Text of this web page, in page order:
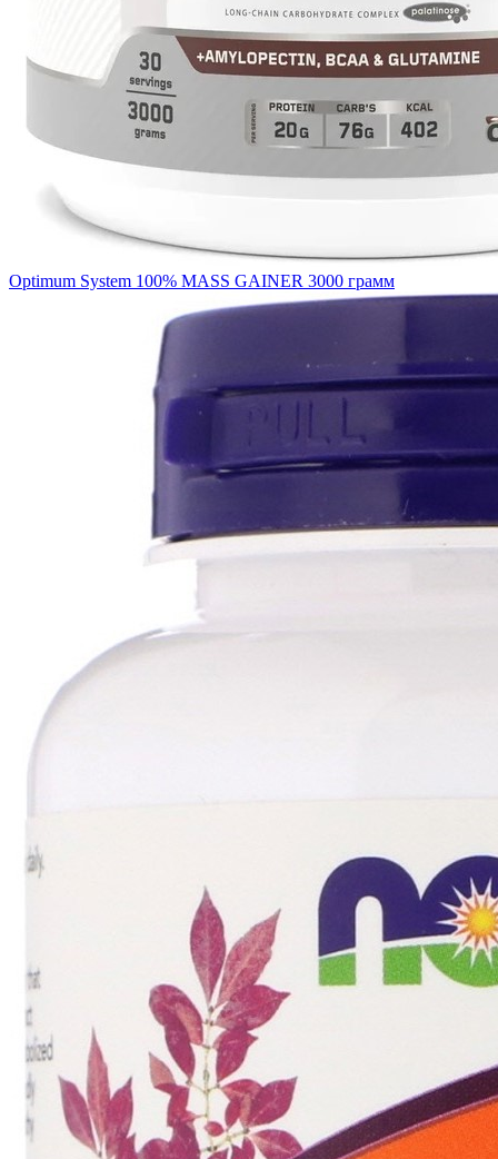
Optimum System 100% MASS GAINER 3000 грамм